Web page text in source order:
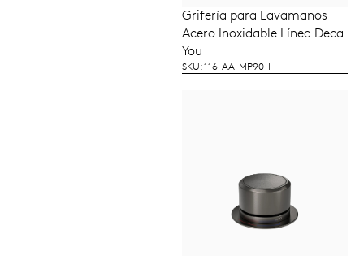
LEER MÁS
Grifería para Lavamanos
Acero Inoxidable Línea Deca
You
SKU: 116-AA-MP90-I